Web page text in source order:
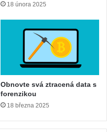
18 února 2025
Obnovte svá ztracená data s
forenzikou
18 března 2025